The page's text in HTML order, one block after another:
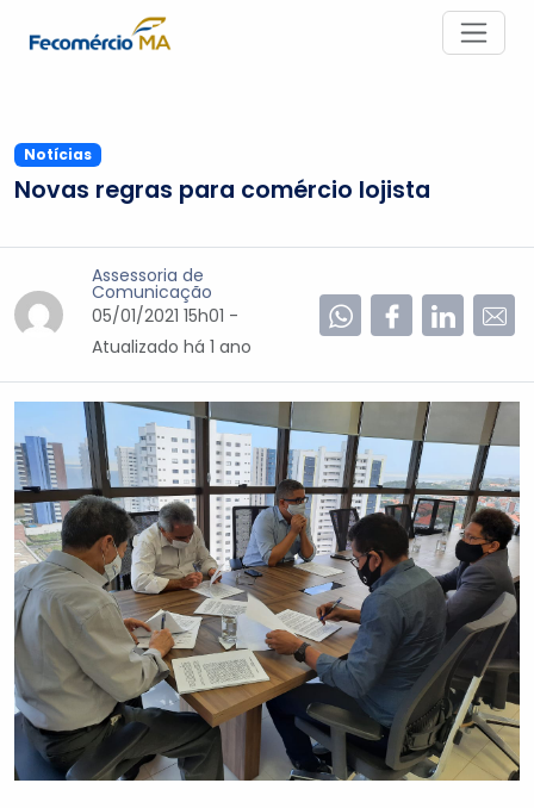
Notícias
Novas regras para comércio lojista
Assessoria de
Comunicação
05/01/2021 15h01 -
Atualizado há 1 ano